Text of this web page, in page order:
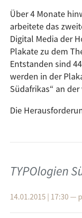
Über 4 Monate
arbeitete das
Digital Media der
Plakate zu dem
Entstanden sind
werden in der
Südafrikas“ an
Die
20 Jahren nach
(Spendenhöhe ist
zwar an die
Organisation
TYPOlogien
14.01.2015 | 17:30—